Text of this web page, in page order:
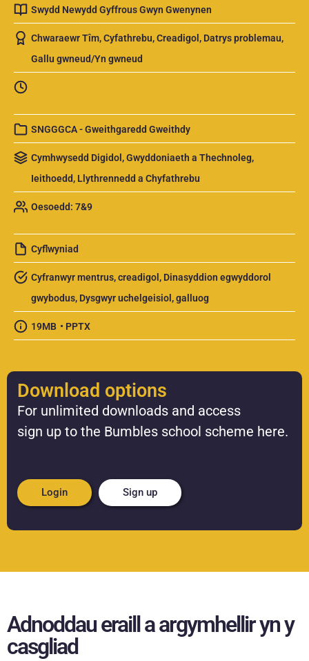
Swydd Newydd Gyffrous Gwyn Gwenynen
Chwaraewr Tîm,Cyfathrebu,Creadigol , Datrys problemau,
Gallu gwneud/Yn gwneud
SNGGGCA - Gweithgaredd Gweithdy
Cymhwysedd Digidol ,Gwyddoniaeth a Thechnoleg,
Ieithoedd, Llythrennedd a Chyfathrebu
Oesoedd: 7&9
Cyflwyniad
Cyfranwyr mentrus, creadigol , Dinasyddion egwyddorol
gwybodus, Dysgwyr uchelgeisiol, galluog
19MB • PPTX
Download options
For unlimited downloads and access
sign up to the Bumbles school scheme here.
Login Sign up
Adnoddau eraill a argymhellir yn y
casgliad